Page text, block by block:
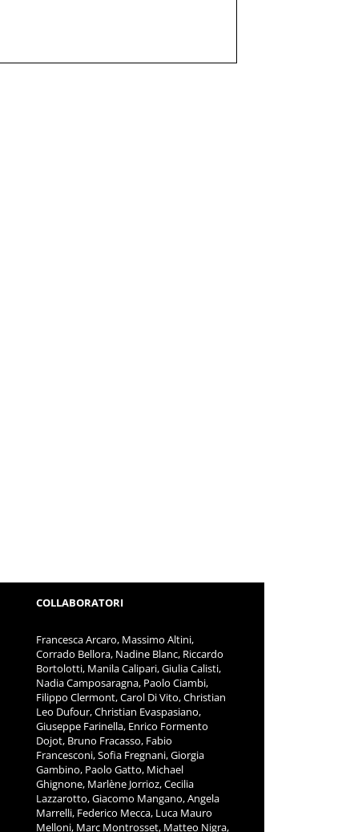
COLLABORATORI
Francesca Arcaro, Massimo Altini,
Corrado Bellora, Nadine Blanc, Riccardo
Bortolotti, Manila Calipari, Giulia Calisti,
Nadia Camposaragna, Paolo Ciambi,
Filippo Clermont, Carol Di Vito, Christian
Leo Dufour, Christian Evaspasiano,
Giuseppe Farinella, Enrico Formento
Dojot, Bruno Fracasso, Fabio
Francesconi, Sofia Fregnani, Giorgia
Gambino, Paolo Gatto, Michael
Ghignone, Marlène Jorrioz, Cecilia
Lazzarotto, Giacomo Mangano, Angela
Marrelli, Federico Mecca, Luca Mauro
Melloni, Marc Montrosset, Matteo Nigra,